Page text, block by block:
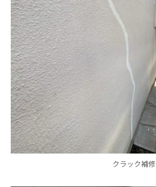
クラック補修